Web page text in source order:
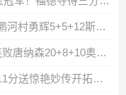
🏀夏联-步行者第三节爆发轻取鹈鹕河村勇辉5+5+12斯劳森22分
🏀夏联-热火5人上双轻取活塞止连败唐纳森20+8+10奥科里27分
🏀夏联-杨瀚森13+5+4帽&下半场11分送惊艳妙传开拓者力克掘金